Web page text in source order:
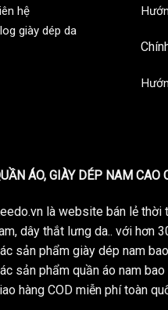
hệ
giày dép da
ÁO, GIÀY DÉP NAM CAO
là website bán lẻ thời
dây thắt lưng da.. với hơn
sản phẩm giày dép nam
sản phẩm quần áo nam
hàng COD miễn phí toàn